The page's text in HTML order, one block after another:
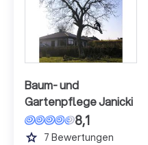
Baum- und
Gartenpflege Janicki
8,1
grade 7 Bewertungen